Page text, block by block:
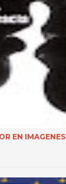
EN IMAGENES